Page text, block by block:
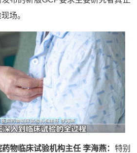
场。
物临床试验机构主任 李海燕： 特别